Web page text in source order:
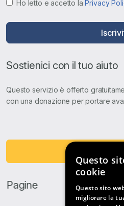
Ho letto e accetto laPrivacy
Sostienici con il tuo aiuto
Questo servizio è offerto
con una donazione per portare
Pagine
Questo
cookie
Questo sito
migliorare la